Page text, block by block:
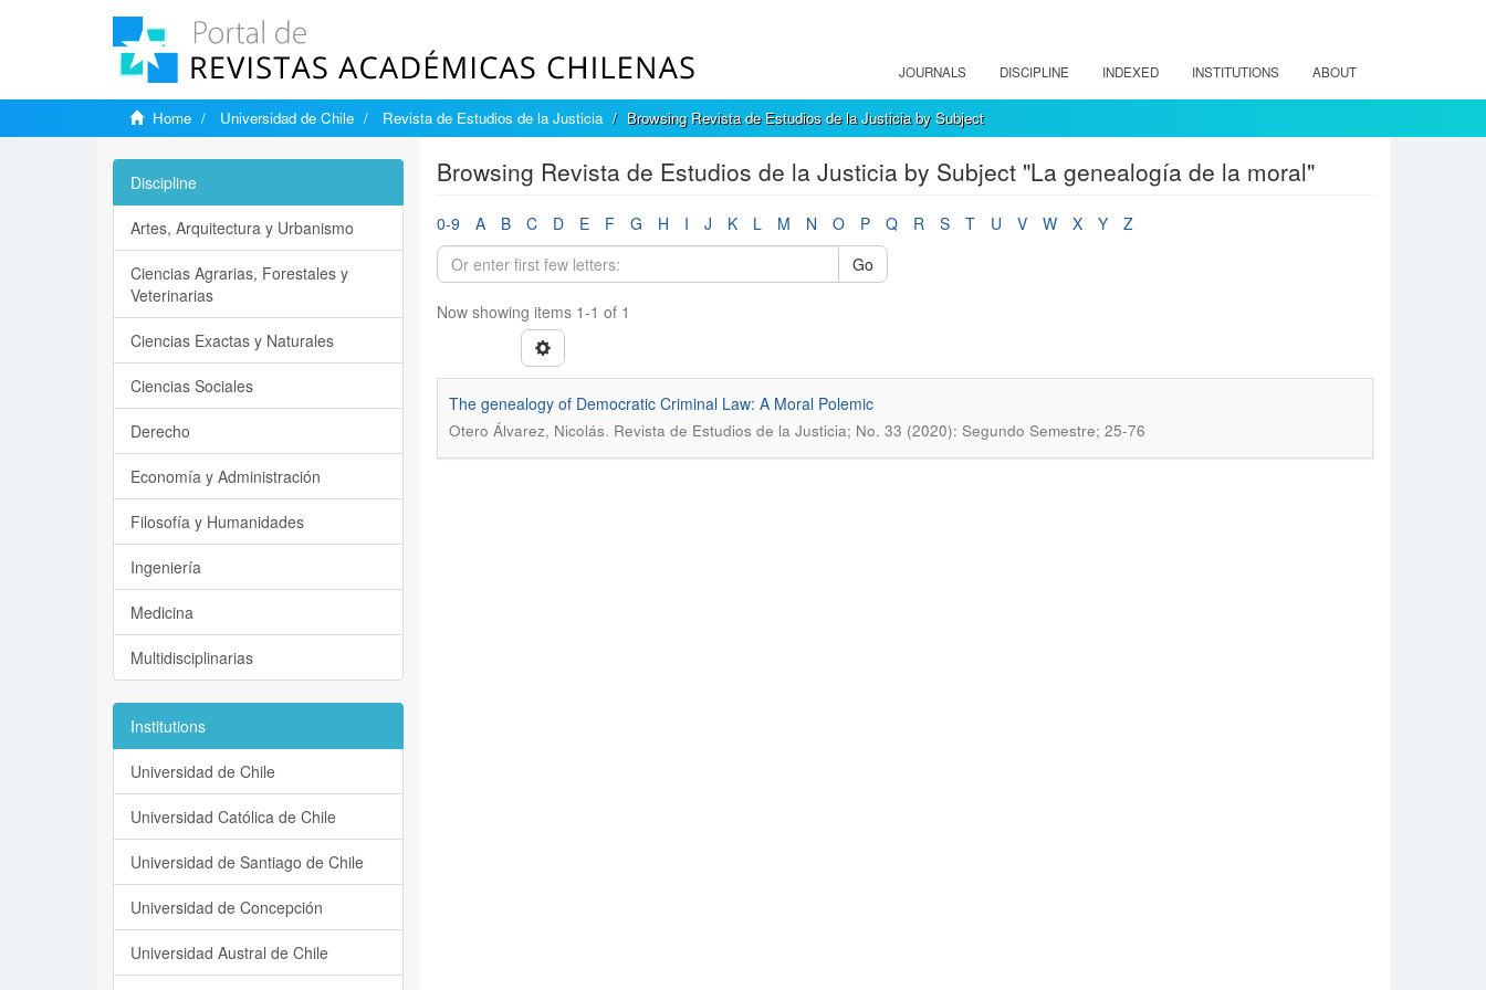
JOURNALS DISCIPLINE INDEXED INSTITUTIONS ABOUT
Home Universidad de Chile Revista de Estudios de la Justicia Browsing Revista de Estudios de la Justicia by Subject
Browsing Revista de Estudios de la Justicia by Subject "La genealogía de la moral"
0-9 A B C D E F G H I J K L M N O P Q R S T U V W X Y
Z
Go
Now showing items 1-1 of 1
The genealogy of Democratic Criminal Law: A Moral Polemic
Otero Álvarez, Nicolás. Revista de Estudios de la Justicia; No. 33 (2020): Segundo Semestre; 25-76
Discipline
Artes, Arquitectura y Urbanismo
Ciencias Agrarias, Forestales y
Veterinarias
Ciencias Exactas y Naturales
Ciencias Sociales
Derecho
Economía y Administración
Filosofía y Humanidades
Ingeniería
Medicina
Multidisciplinarias
Institutions
Universidad de Chile
Universidad Católica de Chile
Universidad de Santiago de Chile
Universidad de Concepción
Universidad Austral de Chile